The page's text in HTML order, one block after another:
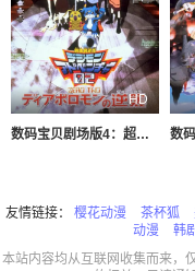
HD
数码宝贝剧场版4：超恶魔兽的反击
友情链接： 樱花动漫 茶杯狐
动漫
韩
本站内容均从互联网收集而来，